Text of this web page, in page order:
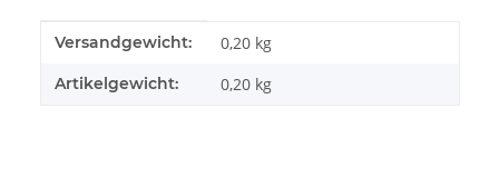
Produkteigenschaft
Wert
Versandgewicht: 0,20 kg
Artikelgewicht: 0,20 kg